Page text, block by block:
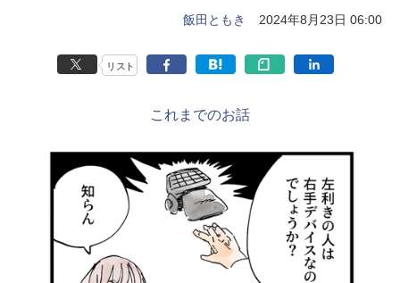
飯田ともき 2024年8月23日 06:00
リスト
これまでのお話